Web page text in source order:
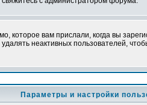
вам прислали, когда вы
неактивных пользователей,
Параметры и настройки